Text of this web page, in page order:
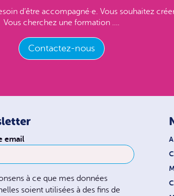
d’être accompagné·e. Vous souhaitez
Vous cherchez une formation ….
Contactez-nous
email
à ce que mes données
soient utilisées à des fins de